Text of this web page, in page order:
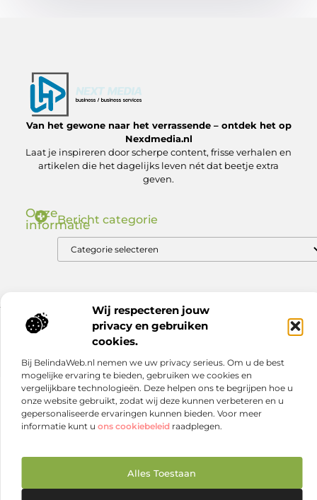
Wij respecteren jouw
privacy en gebruiken
cookies.
Bij BelindaWeb.nl nemen we uw privacy serieus. Om u de best
mogelijke ervaring te bieden, gebruiken we cookies en
vergelijkbare technologieën. Deze helpen ons te begrijpen hoe u
onze website gebruikt, zodat wij deze kunnen verbeteren en u
gepersonaliseerde ervaringen kunnen bieden. Voor meer
informatie kunt u ons cookiebeleid raadplegen.
Alles Toestaan
Van het gewone naar het verrassende – ontdek het op
Nexdmedia.nl
Laat je inspireren door scherpe content, frisse verhalen en
artikelen die het dagelijks leven nét dat beetje extra
geven.
Onze
informatieBericht categorie
Website index
Cookiebeleid (EU)